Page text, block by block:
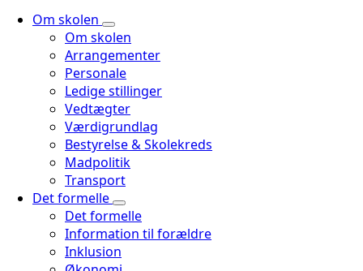
Om skolen
Om skolen
Arrangementer
Personale
Ledige stillinger
Vedtægter
Værdigrundlag
Bestyrelse & Skolekreds
Madpolitik
Transport
Det formelle
Det formelle
Information til forældre
Inklusion